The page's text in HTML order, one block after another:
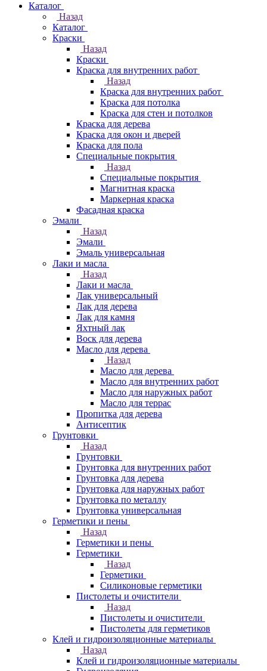
Каталог
Назад
Каталог
Краски
Назад
Краски
Краска для внутренних работ
Назад
Краска для внутренних работ
Краска для потолка
Краска для стен и потолков
Краска для дерева
Краска для окон и дверей
Краска для пола
Специальные покрытия
Назад
Специальные покрытия
Магнитная краска
Маркерная краска
Фасадная краска
Эмали
Назад
Эмали
Эмаль универсальная
Лаки и масла
Назад
Лаки и масла
Лак универсальный
Лак для дерева
Лак для камня
Яхтный лак
Воск для дерева
Масло для дерева
Назад
Масло для дерева
Масло для внутренних работ
Масло для наружных работ
Масло для террас
Пропитка для дерева
Антисептик
Грунтовки
Назад
Грунтовки
Грунтовка для внутренних работ
Грунтовка для дерева
Грунтовка для наружных работ
Грунтовка по металлу
Грунтовка универсальная
Герметики и пены
Назад
Герметики и пены
Герметики
Назад
Герметики
Силиконовые герметики
Пистолеты и очистители
Назад
Пистолеты и очистители
Пистолеты для герметиков
Клей и гидроизоляционные материалы
Назад
Клей и гидроизоляционные материалы